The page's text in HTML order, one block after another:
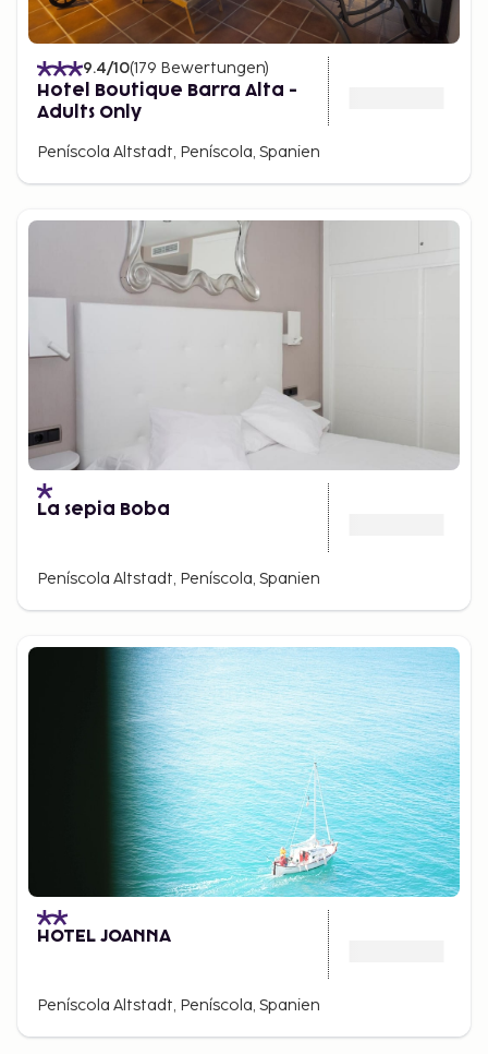
9.4/10(179 Bewertungen)
Hotel Boutique Barra Alta -
Adults Only
Peníscola Altstadt, Peníscola, Spanien
La sepia Boba
Peníscola Altstadt, Peníscola, Spanien
HOTEL JOANNA
Peníscola Altstadt, Peníscola, Spanien